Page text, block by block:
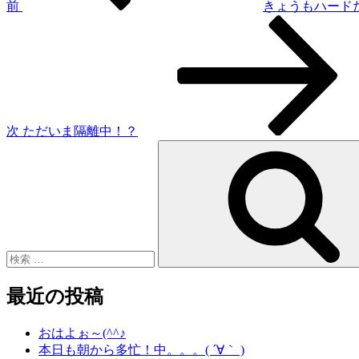
ゲ
前
きょうもハード
次 ただいま隔離中！？
最近の投稿
おはよぉ～(^^♪
本日も朝から多忙！中。。。( ´∀｀ )